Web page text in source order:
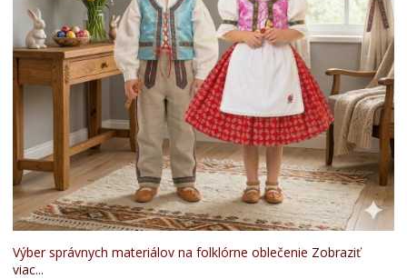
Výber správnych materiálov na folklórne oblečenie Zobraziť
viac...